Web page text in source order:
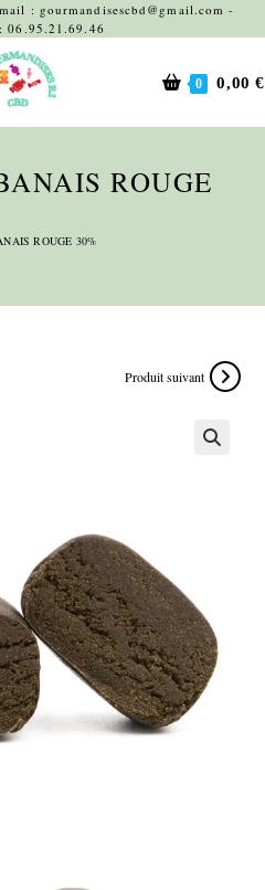
: gourmandisescbd@gmail.com -
06.95.21.69.46
0 0,00€
ROUGE
ROUGE 30%
Produit suivant